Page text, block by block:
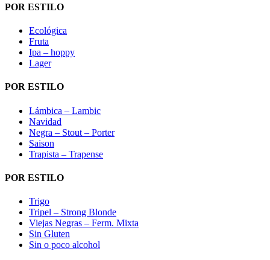
POR ESTILO
Ecológica
Fruta
Ipa – hoppy
Lager
POR ESTILO
Lámbica – Lambic
Navidad
Negra – Stout – Porter
Saison
Trapista – Trapense
POR ESTILO
Trigo
Tripel – Strong Blonde
Viejas Negras – Ferm. Mixta
Sin Gluten
Sin o poco alcohol